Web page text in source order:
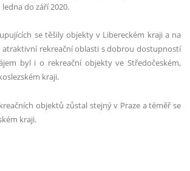
do září 2020.
se těšily objekty v Libereckém kraji a na
atraktivní rekreační oblasti s dobrou dostupností
byl i o rekreační objekty ve Středočeském,
kraji.
objektů zůstal stejný v Praze a téměř se
kraji.